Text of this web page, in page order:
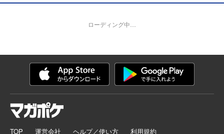
ローディング中…
TOP 運営会社 ヘルプ／使い方 利用規約